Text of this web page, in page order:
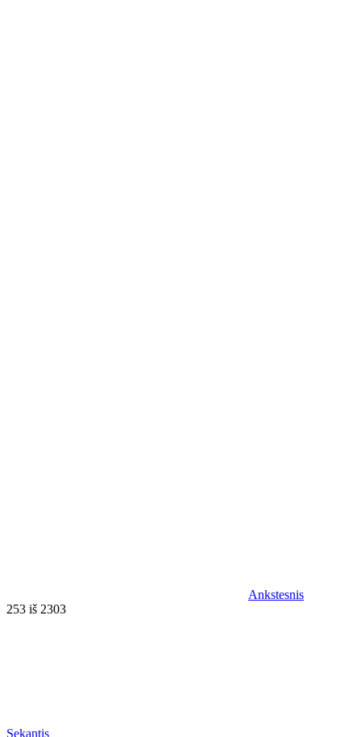
Ankstesnis
253 iš 2303
Sekantis